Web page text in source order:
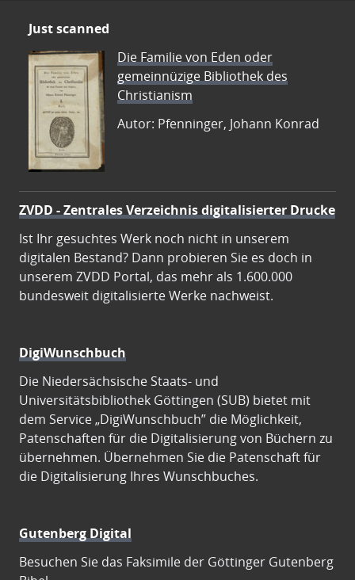
Just scanned
Die Familie von Eden oder
gemeinnüzige Bibliothek des
Christianism
Autor: Pfenninger, Johann Konrad
ZVDD - Zentrales Verzeichnis digitalisierter Drucke
Ist Ihr gesuchtes Werk noch nicht in unserem
digitalen Bestand? Dann probieren Sie es doch in
unserem ZVDD Portal, das mehr als 1.600.000
bundesweit digitalisierte Werke nachweist.
DigiWunschbuch
Die Niedersächsische Staats- und
Universitätsbibliothek Göttingen (SUB) bietet mit
dem Service „DigiWunschbuch” die Möglichkeit,
Patenschaften für die Digitalisierung von Büchern zu
übernehmen. Übernehmen Sie die Patenschaft für
die Digitalisierung Ihres Wunschbuches.
Gutenberg Digital
Besuchen Sie das Faksimile der Göttinger Gutenberg